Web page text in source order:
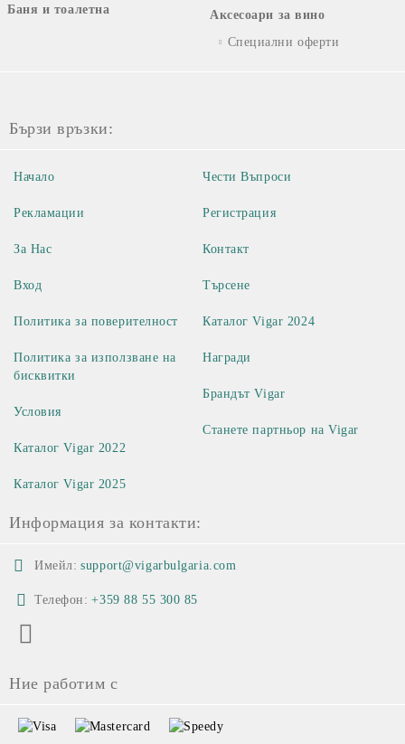
Баня и тоалетна
Аксесоари за вино
Специални оферти
Бързи връзки:
Начало
Рекламации
За Нас
Вход
Чести Въпроси
Регистрация
Контакт
Търсене
Политика за поверителност
Политика за използване на
бисквитки
Условия
Каталог Vigar 2022
Каталог Vigar 2024
Награди
Брандът Vigar
Станете партньор на Vigar
Каталог Vigar 2025
Информация за контакти:
Имейл: support@vigarbulgaria.com
Телефон: +359 88 55 300 85
Ние работим с